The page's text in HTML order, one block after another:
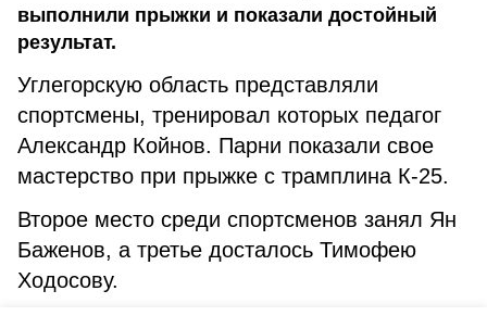
выполнили прыжки и показали достойный
результат.
Углегорскую область представляли
спортсмены, тренировал которых педагог
Александр Койнов. Парни показали свое
мастерство при прыжке с трамплина К-25.
Второе место среди спортсменов занял Ян
Баженов, а третье досталось Тимофею
Ходосову.